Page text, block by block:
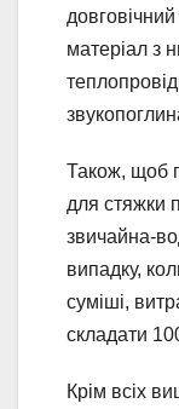
матеріал з
Також, щоб
для стяжки
звичайна-
випадку,
суміші,
складати
Крім всіх